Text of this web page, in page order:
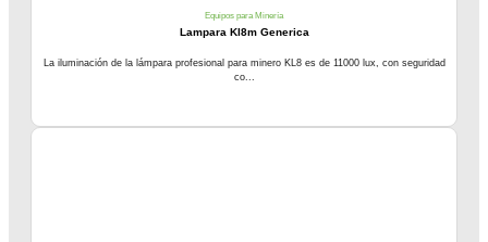
Equipos para Minería
Lampara Kl8m Generica
La iluminación de la lámpara profesional para minero KL8 es de 11000 lux, con seguridad
co...